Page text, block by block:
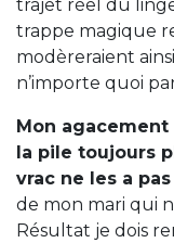
trajet réel du
trappe magique
modèreraient
n’importe quoi
Mon
la pile toujours
vrac ne les a
de mon mari qui
Résultat je dois